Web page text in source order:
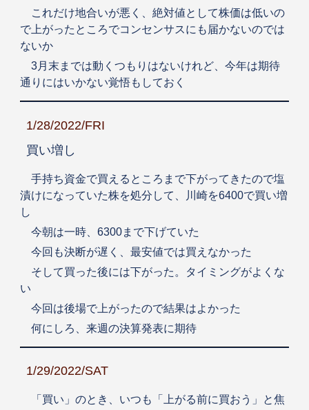
これだけ地合いが悪く、絶対値として株価は低いの
で上がったところでコンセンサスにも届かないのでは
ないか
3月末までは動くつもりはないけれど、今年は期待
通りにはいかない覚悟もしておく
1/28/2022/FRI
買い増し
手持ち資金で買えるところまで下がってきたので塩
漬けになっていた株を処分して、川崎を6400で買い増
し
今朝は一時、6300まで下げていた
今回も決断が遅く、最安値では買えなかった
そして買った後には下がった。タイミングがよくな
い
今回は後場で上がったので結果はよかった
何にしろ、来週の決算発表に期待
1/29/2022/SAT
「買い」のとき、いつも「上がる前に買おう」と焦